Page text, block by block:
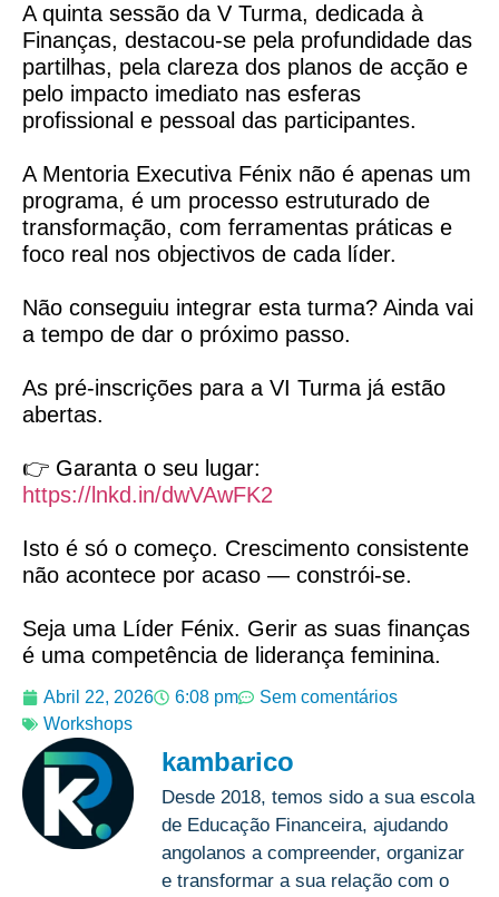
A quinta sessão da V Turma, dedicada à
Finanças, destacou-se pela profundidade das
partilhas, pela clareza dos planos de acção e
pelo impacto imediato nas esferas
profissional e pessoal das participantes.
A Mentoria Executiva Fénix não é apenas um
programa, é um processo estruturado de
transformação, com ferramentas práticas e
foco real nos objectivos de cada líder.
Não conseguiu integrar esta turma? Ainda vai
a tempo de dar o próximo passo.
As pré-inscrições para a VI Turma já estão
abertas.
👉 Garanta o seu lugar:
https://lnkd.in/dwVAwFK2
Isto é só o começo. Crescimento consistente
não acontece por acaso — constrói-se.
Seja uma Líder Fénix. Gerir as suas finanças
é uma competência de liderança feminina.
Abril 22, 2026 6:08 pm
Sem comentários
Workshops
kambarico
Desde 2018, temos sido a sua escola
de Educação Financeira, ajudando
angolanos a compreender, organizar
e transformar a sua relação com o